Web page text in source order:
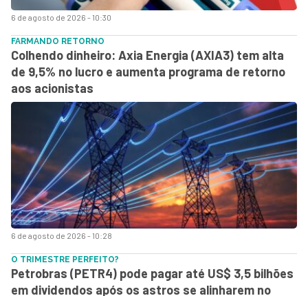
6 de agosto de 2026 - 10:30
6 de agosto de 2026 - 10:28
FARMANDO RETORNO
Colhendo dinheiro: Axia Energia (AXIA3) tem alta
de 9,5% no lucro e aumenta programa de retorno
aos acionistas
O TRIMESTRE PERFEITO?
Petrobras (PETR4) pode pagar até US$ 3,5 bilhões
em dividendos após os astros se alinharem no